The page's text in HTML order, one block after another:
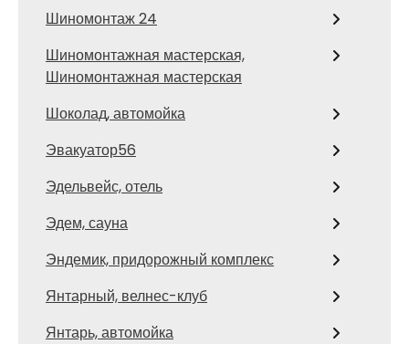
Шиномонтаж 24
Шиномонтажная мастерская,
Шиномонтажная мастерская
Шоколад, автомойка
Эвакуатор56
Эдельвейс, отель
Эдем, сауна
Эндемик, придорожный комплекс
Янтарный, велнес-клуб
Янтарь, автомойка